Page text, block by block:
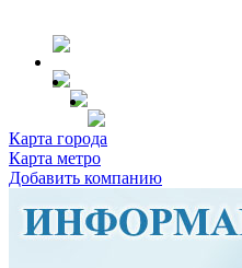
Карта города
Карта метро
Добавить компанию